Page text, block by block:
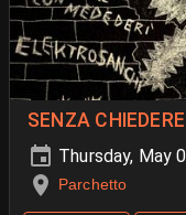
SENZA
Thursday, May
Parchetto